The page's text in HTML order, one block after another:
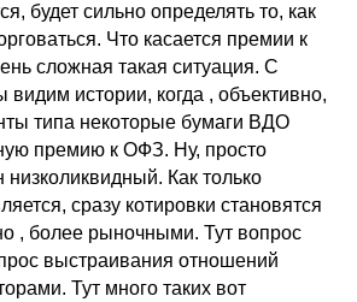
будет сильно определять то, как
Что касается премии к
сложная такая ситуация. С
истории, когда , объективно,
типа некоторые бумаги ВДО
премию к ОФЗ. Ну, просто
низколиквидный. Как только
сразу котировки становятся
, более рыночными. Тут вопрос
выстраивания отношений
Тут много таких вот